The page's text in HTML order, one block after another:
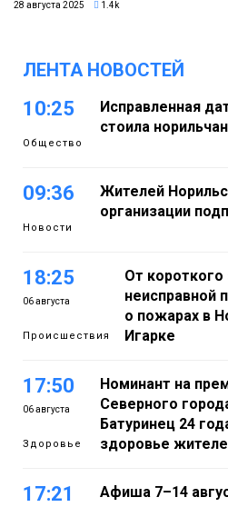
28 августа 2025 1.4k
ЛЕНТА НОВОСТЕЙ
10:25
Общество
Исправленная
стоила
09:36
Новости
Жителей
организации
18:25
06 августа
Происшествия
От
неисправной
о пожарах в
Игарке
17:50
06 августа
Здоровье
Номинант на
Северного
Батуринец 24
здоровье
17:21 Афиша 7–14